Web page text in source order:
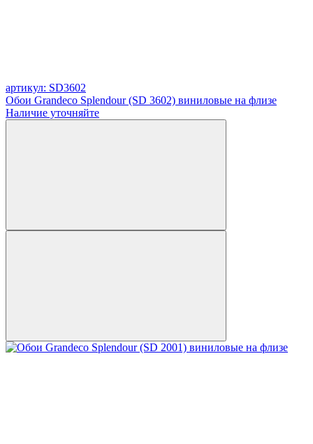
артикул: SD3602
Обои Grandeco Splendour (SD 3602) виниловые на флизе
Наличие уточняйте